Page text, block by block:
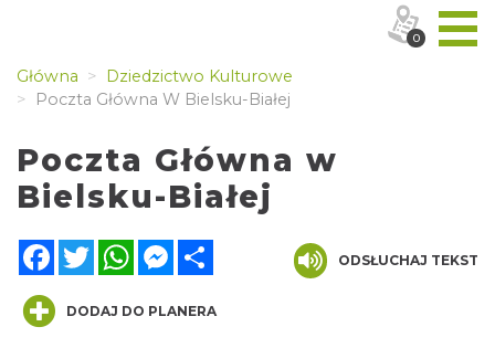
Główna
Dziedzictwo Kulturowe
Poczta Główna W Bielsku-Białej
Poczta Główna w
Bielsku-Białej
FacebookTwitterWhatsAppMessenger
ODSŁUCHAJ TEKST
DODAJ DO PLANERA
0